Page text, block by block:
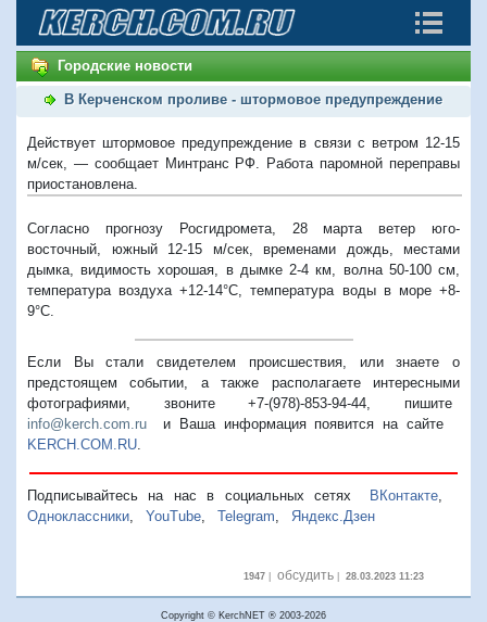
Городские новости
В Керченском проливе - штормовое предупреждение
Действует штормовое предупреждение в связи с ветром 12-15
м/сек, — сообщает Минтранс РФ. Работа паромной переправы
приостановлена.
Согласно прогнозу Росгидромета, 28 марта ветер юго-
восточный, южный 12-15 м/сек, временами дождь, местами
дымка, видимость хорошая, в дымке 2-4 км, волна 50-100 см,
температура воздуха +12-14°С, температура воды в море +8-
9°С.
Если Вы стали свидетелем происшествия, или знаете о
предстоящем событии, а также располагаете интересными
фотографиями, звоните +7-(978)-853-94-44, пишите
info@kerch.com.ru и Ваша информация появится на сайте
KERCH.COM.RU
Подписывайтесь на нас в социальных сетях ВКонтакте,
Одноклассники
YouTube Telegram Яндекс.Дзен
1947| обсудить| 28.03.2023 11:23
Copyright © KerchNET ® 2003-2026